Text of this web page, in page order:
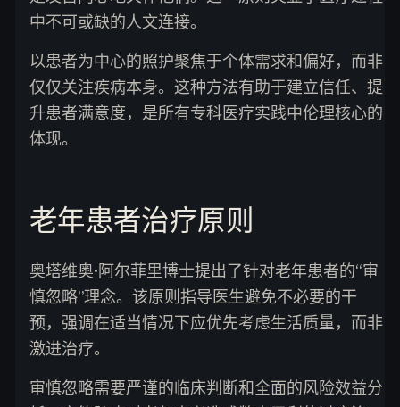
中不可或缺的人文连接。
以患者为中心的照护聚焦于个体需求和偏好，而非
仅仅关注疾病本身。这种方法有助于建立信任、提
升患者满意度，是所有专科医疗实践中伦理核心的
体现。
老年患者治疗原则
奥塔维奥·阿尔菲里博士提出了针对老年患者的“审
慎忽略”理念。该原则指导医生避免不必要的干
预，强调在适当情况下应优先考虑生活质量，而非
激进治疗。
审慎忽略需要严谨的临床判断和全面的风险效益分